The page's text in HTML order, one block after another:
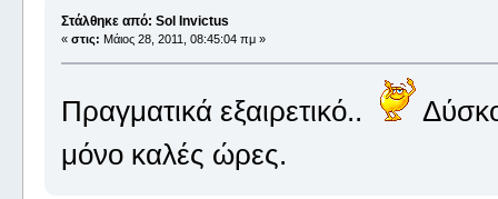
Στάλθηκε από: Sol Invictus
« στις: Μάιος 28, 2011, 08:45:04 πμ »
Πραγματικά εξαιρετικό..
μόνο καλές ώρες.